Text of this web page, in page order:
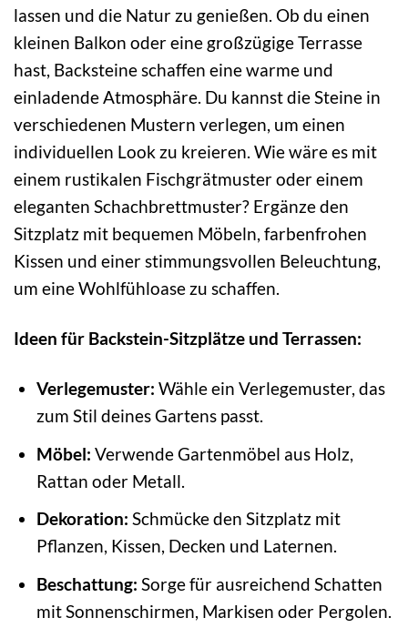
lassen und die Natur zu genießen. Ob du einen
kleinen Balkon oder eine großzügige Terrasse
hast, Backsteine schaffen eine warme und
einladende Atmosphäre. Du kannst die Steine in
verschiedenen Mustern verlegen, um einen
individuellen Look zu kreieren. Wie wäre es mit
einem rustikalen Fischgrätmuster oder einem
eleganten Schachbrettmuster? Ergänze den
Sitzplatz mit bequemen Möbeln, farbenfrohen
Kissen und einer stimmungsvollen Beleuchtung,
um eine Wohlfühloase zu schaffen.
Ideen für Backstein-Sitzplätze und Terrassen:
Verlegemuster: Wähle ein Verlegemuster, das
zum Stil deines Gartens passt.
Möbel: Verwende Gartenmöbel aus Holz,
Rattan oder Metall.
Dekoration: Schmücke den Sitzplatz mit
Pflanzen, Kissen, Decken und Laternen.
Beschattung: Sorge für ausreichend Schatten
mit Sonnenschirmen, Markisen oder Pergolen.